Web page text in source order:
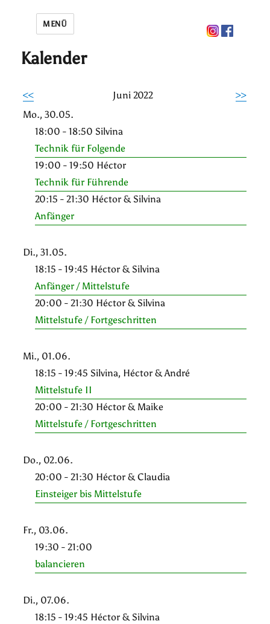
MENÜ
Kalender
<< Juni 2022
>>
Mo., 30.05.
18:00 - 18:50 Silvina
Technik für Folgende
19:00 - 19:50 Héctor
Technik für Führende
20:15 - 21:30 Héctor & Silvina
Anfänger
Di., 31.05.
18:15 - 19:45 Héctor & Silvina
Anfänger / Mittelstufe
20:00 - 21:30 Héctor & Silvina
Mittelstufe / Fortgeschritten
Mi., 01.06.
18:15 - 19:45 Silvina, Héctor & André
Mittelstufe II
20:00 - 21:30 Héctor & Maike
Mittelstufe / Fortgeschritten
Do., 02.06.
20:00 - 21:30 Héctor & Claudia
Einsteiger bis Mittelstufe
Fr., 03.06.
19:30 - 21:00
balancieren
Di., 07.06.
18:15 - 19:45 Héctor & Silvina